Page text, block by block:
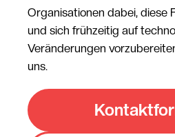
Organisationen dabei, diese
und sich frühzeitig auf
Veränderungen
uns.